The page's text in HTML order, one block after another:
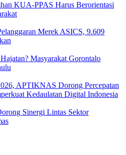
KUA-PPAS Harus Berorientasi
Merek ASICS, 9.609
Masyarakat Gorontalo
APTIKNAS Dorong Percepatan
Kedaulatan Digital Indonesia
Sinergi Lintas Sektor